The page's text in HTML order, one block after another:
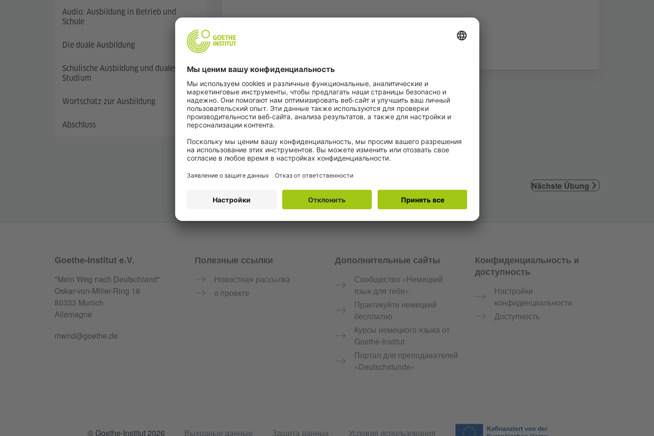
Audio: Ausbildung in Betrieb und
Schule
Die duale Ausbildung
Schulische Ausbildung und duales
Studium
Wortschatz zur Ausbildung
Abschluss
Nächste Übung
Service- und Informationsbereich
Goethe-Institut e.V.
"Mein Weg nach Deutschland"
Oskar-von-Miller-Ring 18
80333 Munich
Allemagne
mwnd@goethe.de
Полезные ссылки
Новостная рассылка
о проекте
Дополнительные сайты
Сообщество «Немецкий
язык для тебя»
Практикуйте немецкий
бесплатно
Курсы немецкого языка от
Goethe-Institut
Портал для преподавателей
«Deutschstunde»
Конфиденциальность и
доступность
Настройки
конфиденциальности
Доступность
© Goethe-Institut 2026 Выходные данные Защита данных Условия использования